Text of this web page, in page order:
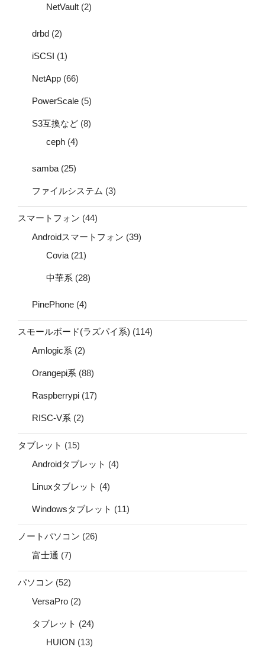
NetVault (2)
drbd (2)
iSCSI (1)
NetApp (66)
PowerScale (5)
S3互換など (8)
ceph (4)
samba (25)
ファイルシステム (3)
スマートフォン (44)
Androidスマートフォン (39)
Covia (21)
中華系 (28)
PinePhone (4)
スモールボード(ラズパイ系) (114)
Amlogic系 (2)
Orangepi系 (88)
Raspberrypi (17)
RISC-V系 (2)
タブレット (15)
Androidタブレット (4)
Linuxタブレット (4)
Windowsタブレット (11)
ノートパソコン (26)
富士通 (7)
パソコン (52)
VersaPro (2)
タブレット (24)
HUION (13)